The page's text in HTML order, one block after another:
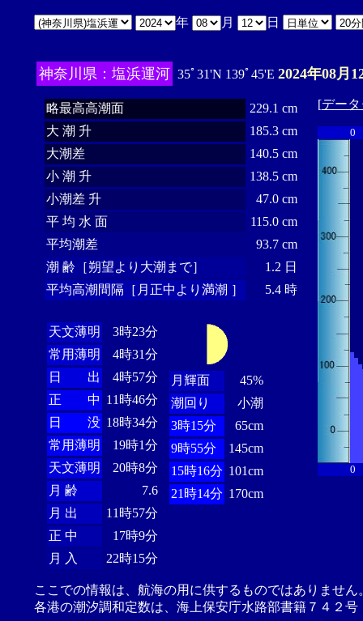
年 月 日
神奈川県：塩浜運河 35ﾟ31'N 139ﾟ45'E 2024年08月
略最高高潮面
229.1 cm
大 潮 升
185.3 cm
大潮差
140.5 cm
小 潮 升
138.5 cm
小潮差 升
47.0 cm
平 均 水 面
115.0 cm
平均潮差
93.7 cm
潮 齢［朔望より大潮まで］
1.2 日
平均高潮間隔［月正中より満潮 ］
5.4 時
天文薄明
3時23分
常用薄明
4時31分
日 出
4時57分
正 中 11時46分
日 没 18時34分
常用薄明
19時1分
天文薄明
20時8分
月 齢
7.6
月 出
11時57分
正 中
17時9分
月 入
22時15分
月輝面
45%
潮回り
小潮
3時15分
65cm
9時55分
145cm
15時16分 101cm
21時14分 170cm
[デー
0
0
ここでの情報は、航海の用に供するものではありませ
各港の潮汐調和定数は、海上保安庁水路部書籍７４２